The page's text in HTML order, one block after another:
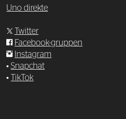
Uno direkte
Twitter
Facebook-gruppen
Instagram
•Snapchat
•
TikTok